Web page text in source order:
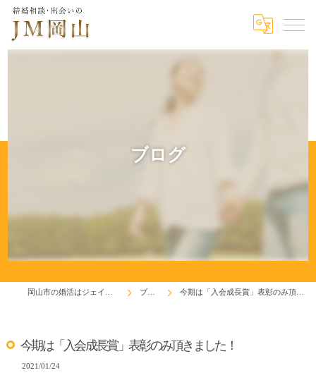
ブログ
ブログ 今期は「入会成長賞」表彰のみ頂きました！
今期は「入会成長賞」表彰のみ頂きました！
2021/01/24